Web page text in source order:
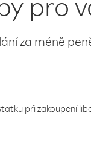
za méně
při zakoupení